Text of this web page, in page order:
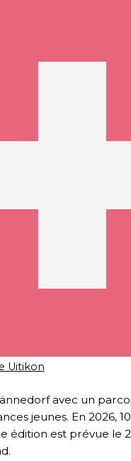
Uitikon
avec un
jeunes. En 2026,
édition est prévue le